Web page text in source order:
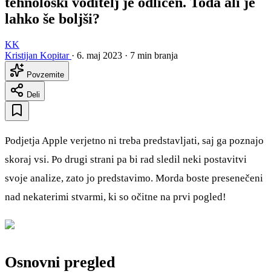
lahko še boljši?
KK
Kristijan Kopitar · 6. maj 2023 · 7 min branja
Povzemite
Deli
Podjetja Apple verjetno ni treba predstavljati, saj ga poznajo
skoraj vsi. Po drugi strani pa bi rad sledil neki postavitvi
svoje analize, zato jo predstavimo. Morda boste presenečeni
nad nekaterimi stvarmi, ki so očitne na prvi pogled!
Osnovni pregled